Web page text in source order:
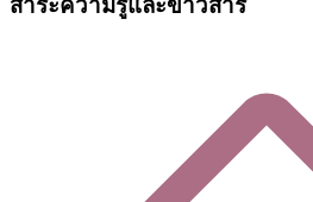
สาระความรู้และข่าวสาร